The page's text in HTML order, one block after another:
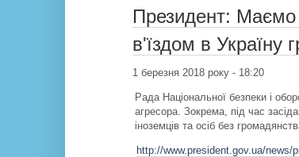
Президент: Маємо
в'їздом в Україну
1 березня 2018 року - 18:20
Рада Національної безпеки і
агресора. Зокрема, під час
іноземців та осіб без
http://www.president.gov.ua/